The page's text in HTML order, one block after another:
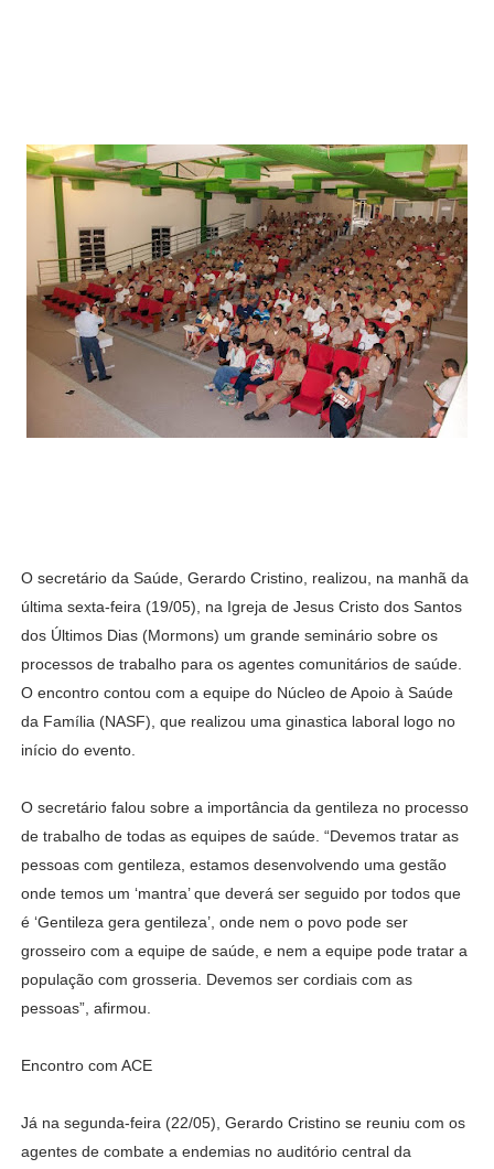
O secretário da Saúde, Gerardo Cristino, realizou, na manhã da
última sexta-feira (19/05), na Igreja de Jesus Cristo dos Santos
dos Últimos Dias (Mormons) um grande seminário sobre os
processos de trabalho para os agentes comunitários de saúde.
O encontro contou com a equipe do Núcleo de Apoio à Saúde
da Família (NASF), que realizou uma ginastica laboral logo no
início do evento.
O secretário falou sobre a importância da gentileza no processo
de trabalho de todas as equipes de saúde. “Devemos tratar as
pessoas com gentileza, estamos desenvolvendo uma gestão
onde temos um ‘mantra’ que deverá ser seguido por todos que
é ‘Gentileza gera gentileza’, onde nem o povo pode ser
grosseiro com a equipe de saúde, e nem a equipe pode tratar a
população com grosseria. Devemos ser cordiais com as
pessoas”, afirmou.
Encontro com ACE
Já na segunda-feira (22/05), Gerardo Cristino se reuniu com os
agentes de combate a endemias no auditório central da